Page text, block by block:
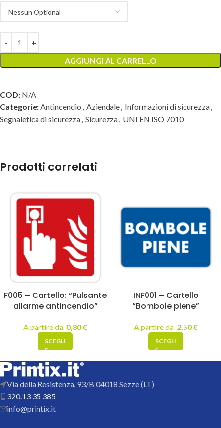
AGGIUNGI AL CARRELLO
COD: N/A
Categorie:Antincendio , Aziendale, Informazioni di sicurezza,
Segnaletica di sicurezza, Sicurezza, UNI EN ISO 7010
Prodotti correlati
F005 – Cartello: “Pulsante
allarme antincendio”
A partire da 0,80€
SCEGLI
INF001 – Cartello
“Bombole piene”
A partire da 2,50€
SCEGLI
Via della Resistenza, 93/B 04018 Sezze (LT)
320.13 35 385
info@printix.it